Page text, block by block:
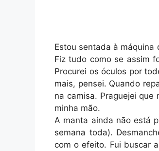
Estou sentada à
Fiz tudo como se assim
Procurei os óculos por
mais, pensei. Quando
na camisa. Praguejei
minha mão.
A manta ainda não está
semana toda).
com o efeito. Fui buscar